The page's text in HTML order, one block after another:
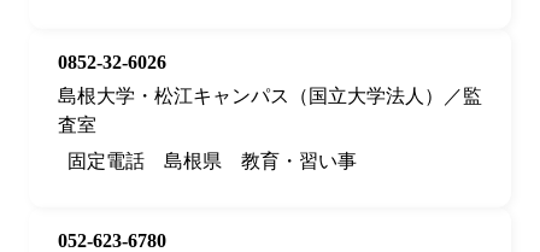
0852-32-6026
島根大学・松江キャンパス（国立大学法人）／監
査室
固定電話
島根県 教育・習い事
052-623-6780